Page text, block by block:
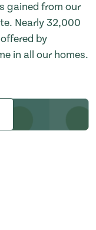
gained from our
Nearly 32,000
by
in all our homes.